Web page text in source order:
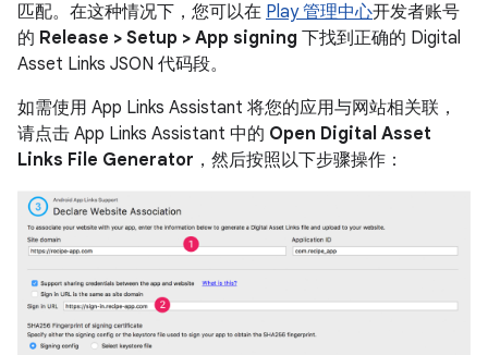
匹配。在这种情况下，您可以在 Play 管理中心开发者账号
的 Release > Setup > App signing 下找到正确的 Digital
Asset Links JSON 代码段。
如需使用 App Links Assistant 将您的应用与网站相关联，
请点击 App Links Assistant 中的 Open Digital Asset
Links File Generator ，然后按照以下步骤操作：